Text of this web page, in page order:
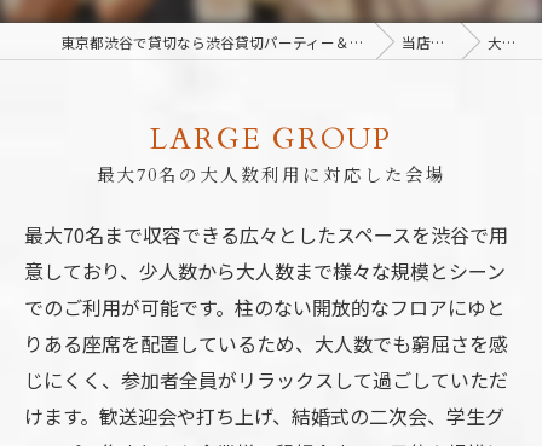
東京都渋谷で貸切なら渋谷貸切パーティー＆BBQデバージ - DeBarge 当店の特徴 大人数
最大70名の大人数利用に対応した会場
LARGE GROUP
最大70名まで収容できる広々としたスペースを渋谷で用
意しており、少人数から大人数まで様々な規模とシーン
でのご利用が可能です。柱のない開放的なフロアにゆと
りある座席を配置しているため、大人数でも窮屈さを感
じにくく、参加者全員がリラックスして過ごしていただ
けます。歓送迎会や打ち上げ、結婚式の二次会、学生グ